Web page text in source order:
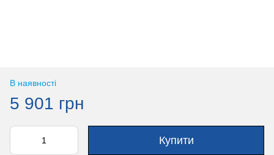
В наявності
5 901 грн
Купити